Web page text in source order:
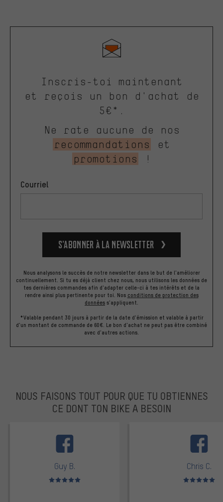
Inscris-toi maintenant
et reçois un bon d'achat de
5€*.
Ne rate aucune de nos
recommandations
et
promotions
!
Courriel
S’abonner à la newsletter
Nous analysons le succès de notre newsletter dans le but de l'améliorer
continuellement. Si tu es déjà client chez nous, nous utilisons les données de
tes dernières commandes afin d'adapter celle-ci à tes intérêts et de la
rendre ainsi plus pertinente pour toi. Nos conditions de protection des
données s'appliquent.
*Valable pendant 30 jours à partir de la date d'émission et valable à partir
d'un montant de commande de 60€. Le bon d'achat ne peut pas être combiné
avec d'autres actions.
NOUS FAISONS TOUT POUR QUE TU OBTIENNES
CE DONT TON BIKE A BESOIN
Guy B.
Note moyenne : 5 sur 5
Chris C.
Note moyenne :